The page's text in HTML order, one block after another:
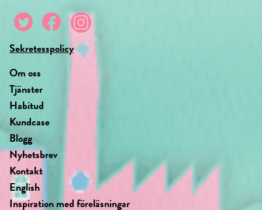
Sekretesspolicy
Om oss
Tjänster
Habitud
Kundcase
Blogg
Nyhetsbrev
Kontakt
English
Inspiration med föreläsningar